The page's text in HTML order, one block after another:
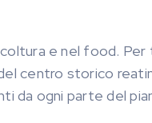
e nel food.
centro storico
da ogni parte del